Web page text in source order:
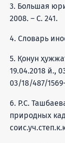
3. Большая
2008. – С. 241.
4. Словарь
5. Қонун
19.04.2018 й.,
03/18/487/
6. Р.С.
природных